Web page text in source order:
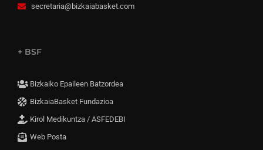
secretaria@bizkaiabasket.com
+ BSF
Bizkaiko Epaileen Batzordea
BizkaiaBasket Fundazioa
Kirol Medikuntza / ASFEDEBI
Web Posta